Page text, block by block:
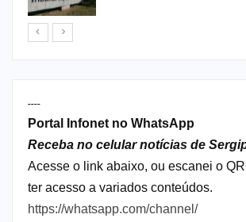
----
Portal Infonet no WhatsApp
Receba no celular notícias de
Acesse o link abaixo, ou escanei o
ter acesso a variados conteúdos.
https://whatsapp.com/channel/